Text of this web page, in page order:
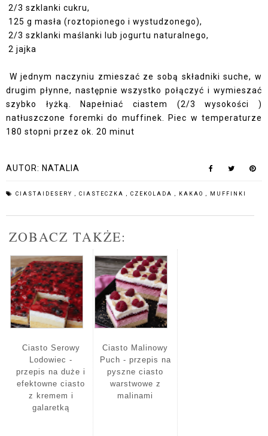
2/3 szklanki cukru,
125 g masła (roztopionego i wystudzonego),
2/3 szklanki maślanki lub jogurtu naturalnego,
2 jajka
W jednym naczyniu zmieszać ze sobą składniki suche, w
drugim płynne, następnie wszystko połączyć i wymieszać
szybko łyżką. Napełniać ciastem (2/3 wysokości )
natłuszczone foremki do muffinek. Piec w temperaturze
180 stopni przez ok. 20 minut
AUTOR: NATALIA
CIASTAIDESERY , CIASTECZKA , CZEKOLADA , KAKAO , MUFFINKI
ZOBACZ TAKŻE:
Ciasto Serowy
Lodowiec -
przepis na duże i
efektowne ciasto
z kremem i
galaretką
Ciasto Malinowy
Puch - przepis na
pyszne ciasto
warstwowe z
malinami